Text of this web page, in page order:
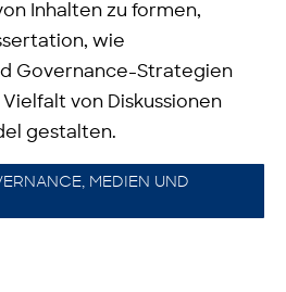
Inhalten zu formen,
wie
Governance-Strategien
von Diskussionen
gestalten.
MEDIEN UND